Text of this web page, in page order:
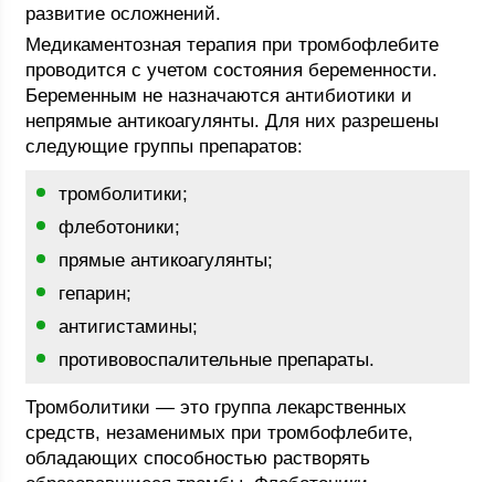
развитие осложнений.
Медикаментозная терапия при тромбофлебите
проводится с учетом состояния беременности.
Беременным не назначаются антибиотики и
непрямые антикоагулянты. Для них разрешены
следующие группы препаратов:
тромболитики;
флеботоники;
прямые антикоагулянты;
гепарин;
антигистамины;
противовоспалительные препараты.
Тромболитики — это группа лекарственных
средств, незаменимых при тромбофлебите,
обладающих способностью растворять